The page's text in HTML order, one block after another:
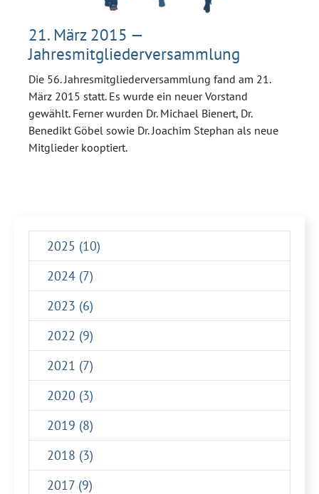
21. März 2015 —
Jahresmitgliederversammlung
Die 56. Jahresmitgliederversammlung fand am 21.
März 2015 statt. Es wurde ein neuer Vorstand
gewählt. Ferner wurden Dr. Michael Bienert, Dr.
Benedikt Göbel sowie Dr. Joachim Stephan als neue
Mitglieder kooptiert.
2025 (10)
2024 (7)
2023 (6)
2022 (9)
2021 (7)
2020 (3)
2019 (8)
2018 (3)
2017 (9)